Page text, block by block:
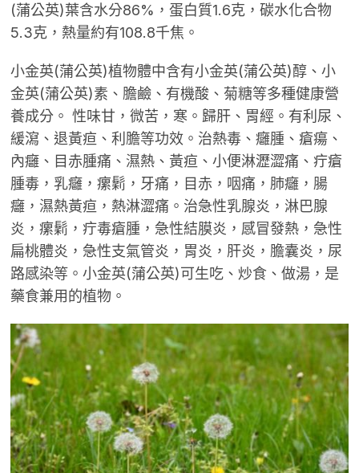
(蒲公英)葉含水分86%，蛋白質1.6克，碳水化合物
5.3克，熱量約有108.8千焦。
小金英(蒲公英)植物體中含有小金英(蒲公英)醇、小
金英(蒲公英)素、膽鹼、有機酸、菊糖等多種健康營
養成分。 性味甘，微苦，寒。歸肝、胃經。有利尿、
緩瀉、退黃疸、利膽等功效。治熱毒、癰腫、瘡瘍、
內癰、目赤腫痛、濕熱、黃疸、小便淋瀝澀痛、疔瘡
腫毒，乳癰，瘰鬁，牙痛，目赤，咽痛，肺癰，腸
癰，濕熱黃疸，熱淋澀痛。治急性乳腺炎，淋巴腺
炎，瘰鬁，疔毒瘡腫，急性結膜炎，感冒發熱，急性
扁桃體炎，急性支氣管炎，胃炎，肝炎，膽囊炎，尿
路感染等。小金英(蒲公英)可生吃、炒食、做湯，是
藥食兼用的植物。